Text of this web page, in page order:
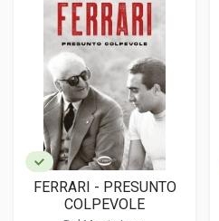
FERRARI - PRESUNTO
COLPEVOLE